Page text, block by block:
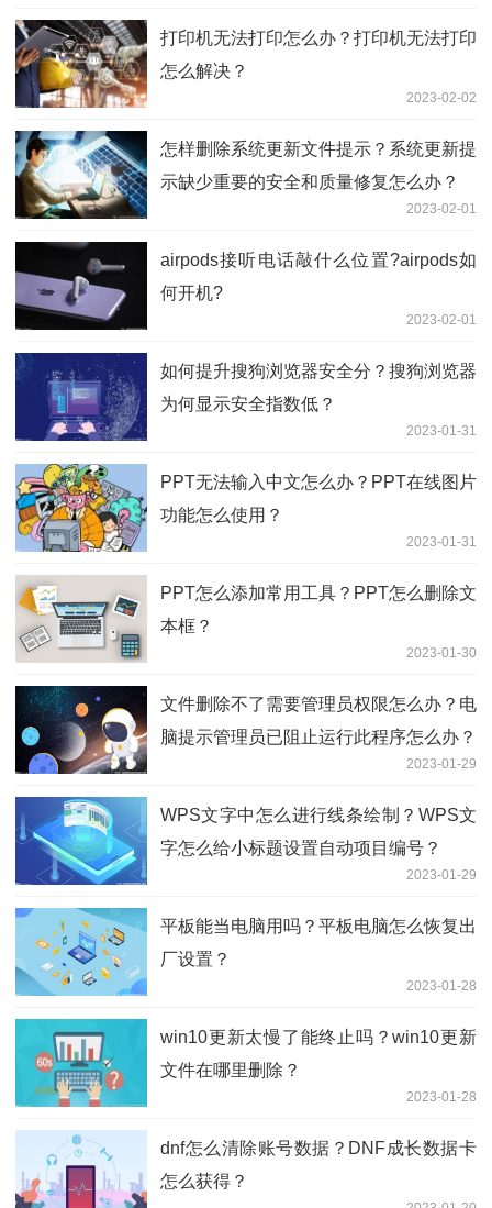
打印机无法打印怎么办？打印机无法打印
怎么解决？
2023-02-02
怎样删除系统更新文件提示？系统更新提
示缺少重要的安全和质量修复怎么办？
2023-02-01
airpods接听电话敲什么位置?airpods如
何开机?
2023-02-01
如何提升搜狗浏览器安全分？搜狗浏览器
为何显示安全指数低？
2023-01-31
PPT无法输入中文怎么办？PPT在线图片
功能怎么使用？
2023-01-31
PPT怎么添加常用工具？PPT怎么删除文
本框？
2023-01-30
文件删除不了需要管理员权限怎么办？电
脑提示管理员已阻止运行此程序怎么办？
2023-01-29
WPS文字中怎么进行线条绘制？WPS文
字怎么给小标题设置自动项目编号？
2023-01-29
平板能当电脑用吗？平板电脑怎么恢复出
厂设置？
2023-01-28
win10更新太慢了能终止吗？win10更新
文件在哪里删除？
2023-01-28
dnf怎么清除账号数据？DNF成长数据卡
怎么获得？